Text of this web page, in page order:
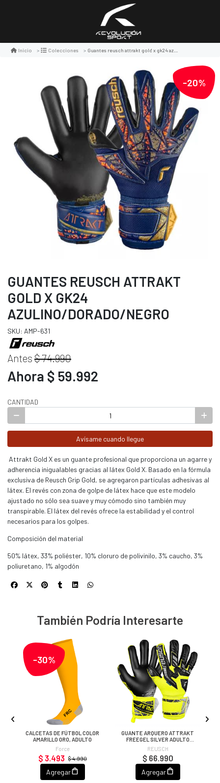
Inicio Colecciones Guantes reusch attrakt gold x gk24 azulino/dorado/negro
-20%
GUANTES REUSCH ATTRAKT
GOLD X GK24
AZULINO/DORADO/NEGRO
SKU: AMP-631
Antes $ 74.990
Ahora $ 59.992
CANTIDAD
Avísame cuando llegue
Attrakt Gold X es un guante profesional que proporciona un agarre y
adherencia inigualables gracias al látex Gold X. Basado en la fórmula
exclusiva de Reusch Grip Gold, se agregaron partículas adhesivas al
látex. El revés con zona de golpe de látex hace que este modelo
ajustado no sólo sea suave y muy cómodo sino también muy
transpirable. El látex del revés ofrece la estabilidad y el control
necesarios para los golpes.
Composición del material
50% látex, 33% poliéster, 10% cloruro de polivinilo, 3% caucho, 3%
poliuretano, 1% algodón
También Podría Interesarte
-30%
CALCETAS DE FÚTBOL COLOR
AMARILLO ORO, ADULTO
Force
$ 4.990
$ 3.493
Agregar
GUANTE ARQUERO ATTRAKT
FREEGEL SILVER ADULTO
AMARILLO FLÚOR/NEGRO
REUSCH
$ 66.990
Agregar